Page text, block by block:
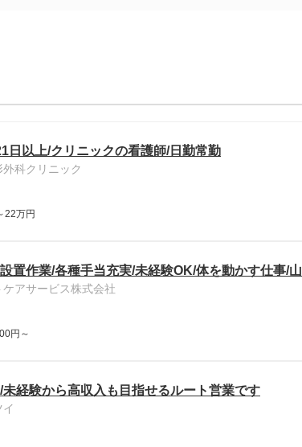
日以上/クリニックの看護師/日勤常勤
科クリニック
22万円
置作業/各種手当充実/未経験OK/体を動かす仕事/
アサービス株式会社
円～
未経験から高収入も目指せるルート営業です